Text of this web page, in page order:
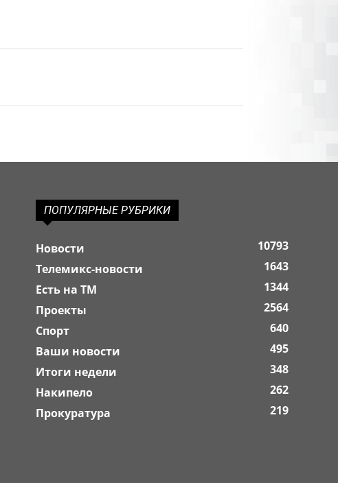
ПОПУЛЯРНЫЕ РУБРИКИ
Новости
10793
Телемикс-новости
1643
Есть на ТМ
1344
Проекты
2564
Спорт
640
Ваши новости
495
Итоги недели
348
Накипело
262
Прокуратура
219